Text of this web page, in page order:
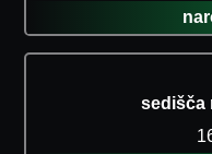
sedišča